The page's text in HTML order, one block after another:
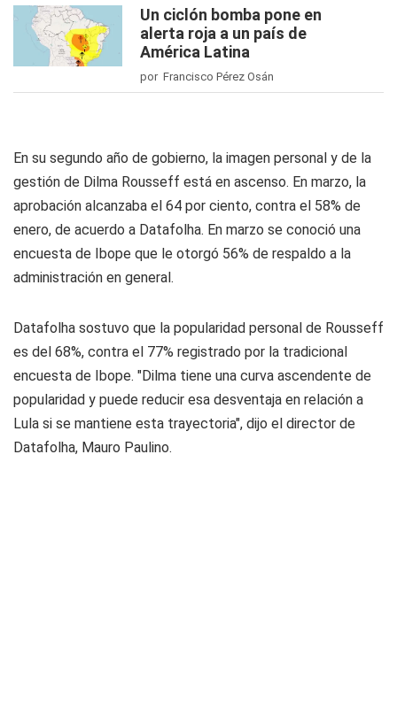
Un ciclón bomba pone en
alerta roja a un país de
América Latina
por Francisco Pérez Osán
En su segundo año de gobierno, la imagen personal y de la
gestión de Dilma Rousseff está en ascenso. En marzo, la
aprobación alcanzaba el 64 por ciento, contra el 58% de
enero, de acuerdo a Datafolha. En marzo se conoció una
encuesta de Ibope que le otorgó 56% de respaldo a la
administración en general.
Datafolha sostuvo que la popularidad personal de Rousseff
es del 68%, contra el 77% registrado por la tradicional
encuesta de Ibope. "Dilma tiene una curva ascendente de
popularidad y puede reducir esa desventaja en relación a
Lula si se mantiene esta trayectoria", dijo el director de
Datafolha, Mauro Paulino.